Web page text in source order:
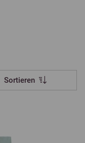
Sortieren